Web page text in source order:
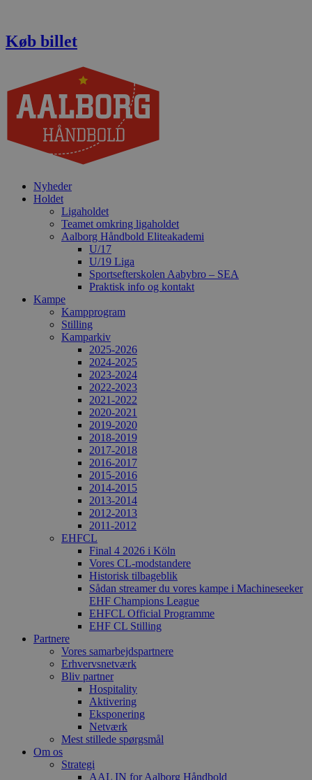
indhold
Køb billet
Nyheder
Holdet
Ligaholdet
Teamet omkring ligaholdet
Aalborg Håndbold Eliteakademi
U/17
U/19 Liga
Sportsefterskolen Aabybro – SEA
Praktisk info og kontakt
Kampe
Kampprogram
Stilling
Kamparkiv
2025-2026
2024-2025
2023-2024
2022-2023
2021-2022
2020-2021
2019-2020
2018-2019
2017-2018
2016-2017
2015-2016
2014-2015
2013-2014
2012-2013
2011-2012
EHFCL
Final 4 2026 i Köln
Vores CL-modstandere
Historisk tilbageblik
Sådan streamer du vores kampe i Machineseeker
EHF Champions League
EHFCL Official Programme
EHF CL Stilling
Partnere
Vores samarbejdspartnere
Erhvervsnetværk
Bliv partner
Hospitality
Aktivering
Eksponering
Netværk
Mest stillede spørgsmål
Om os
Strategi
AAL IN for Aalborg Håndbold